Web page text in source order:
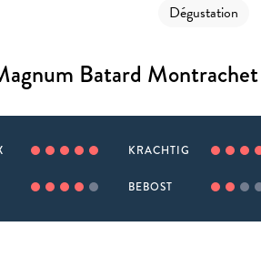
Dégustation
Batard
KRACHTIG
BEBOST